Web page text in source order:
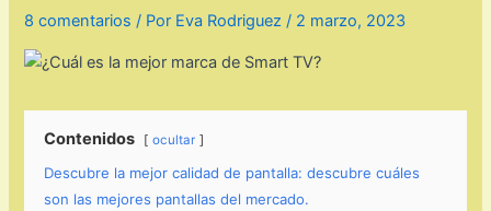
8 comentarios / Por Eva Rodriguez / 2 marzo, 2023
Contenidos ocultar
Descubre la mejor calidad de pantalla: descubre cuáles
son las mejores pantallas del mercado.